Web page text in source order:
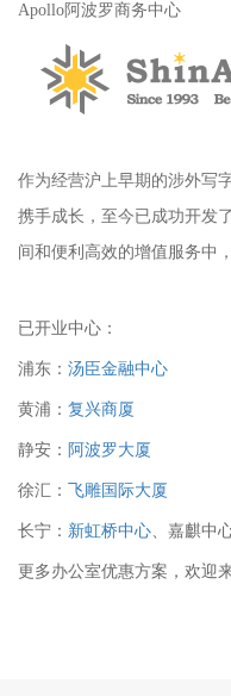
Apollo阿波罗商务中心
作为经营沪上早期的涉外写字
携手成长，至今已成功开发
间和便利高效的增值服务中
已开业中心：
浦东： 汤臣金融中心
黄浦： 复兴商厦
静安： 阿波罗大厦
徐汇： 飞雕国际大厦
长宁： 新虹桥中心 、嘉麒中
更多办公室优惠方案，欢迎